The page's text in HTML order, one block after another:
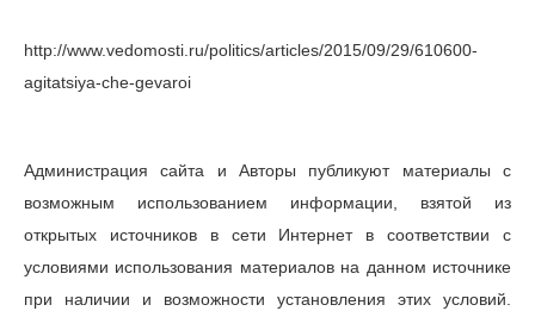
http://www.vedomosti.ru/politics/articles/2015/09/29/610600-
agitatsiya-che-gevaroi
Администрация сайта и Авторы публикуют материалы с
возможным использованием информации, взятой из
открытых источников в сети Интернет в соответствии с
условиями использования материалов на данном источнике
при наличии и возможности установления этих условий.